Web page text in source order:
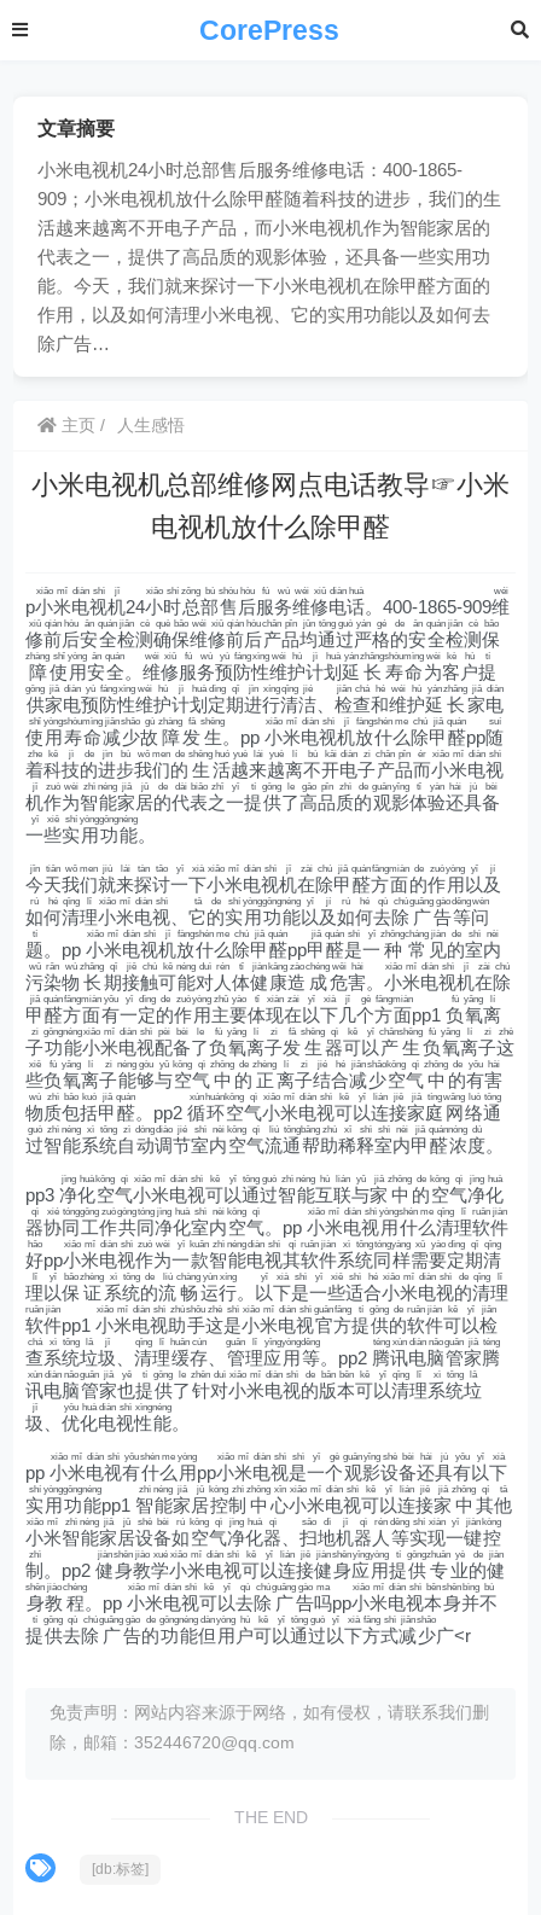
CorePress
文章摘要
小米电视机24小时总部售后服务维修电话：400-1865-
909；小米电视机放什么除甲醛随着科技的进步，我们的生
活越来越离不开电子产品，而小米电视机作为智能家居的
代表之一，提供了高品质的观影体验，还具备一些实用功
能。今天，我们就来探讨一下小米电视机在除甲醛方面的
作用，以及如何清理小米电视、它的实用功能以及如何去
除广告…
主页 人生感悟
小米电视机总部维修网点电话教导☞小米
电视机放什么除甲醛
p小
xiǎo
米
mǐ
电
diàn
视
shì
机
jī
24小
xiǎo
时
shí
总
zǒng
部
bù
售
shòu
后
hòu
服
fú
务
wù
维
wéi
修
xiū
电
diàn
话
huà
。400-1865-909维
wéi
修
xiū
前
qián
后
hòu
安
ān
全
quán
检
jiǎn
测
cè
确
què
保
bǎo
维
wéi
修
xiū
前
qián
后
hòu
产
chǎn
品
pǐn
均
jūn
通
tōng
过
guò
严
yán
格
gé
的
de
安
ān
全
quán
检
jiǎn
测
cè
保
bǎo
障
zhàng
使
shǐ
用
yòng
安
ān
全
quán
。维
wéi
修
xiū
服
fú
务
wù
预
yù
防
fáng
性
xìng
维
wéi
护
hù
计
jì
划
huà
延
yán
长
zhǎng
寿
shòu
命
mìng
为
wèi
客
kè
户
hù
提
tí
供
gōng
家
jiā
电
diàn
预
yù
防
fáng
性
xìng
维
wéi
护
hù
计
jì
划
huà
定
dìng
期
qī
进
jìn
行
xíng
清
qīng
洁
jié
、检
jiǎn
查
chá
和
hé
维
wéi
护
hù
延
yán
长
zhǎng
家
jiā
电
diàn
使
shǐ
用
yòng
寿
shòu
命
mìng
减
jiǎn
少
shǎo
故
gù
障
zhàng
发
fā
生
shēng
。pp小
xiǎo
米
mǐ
电
diàn
视
shì
机
jī
放
fàng
什
shén
么
me
除
chú
甲
jiǎ
醛
quán
pp随
suí
着
zhe
科
kē
技
jì
的
de
进
jìn
步
bù
我
wǒ
们
men
的
de
生
shēng
活
huó
越
yuè
来
lái
越
yuè
离
lí
不
bù
开
kāi
电
diàn
子
zi
产
chǎn
品
pǐn
而
ér
小
xiǎo
米
mǐ
电
diàn
视
shì
机
jī
作
zuò
为
wèi
智
zhì
能
néng
家
jiā
居
jū
的
de
代
dài
表
biǎo
之
zhī
一
yī
提
tí
供
gōng
了
le
高
gāo
品
pǐn
质
zhì
的
de
观
guān
影
yǐng
体
tǐ
验
yàn
还
hái
具
jù
备
bèi
一
yī
些
xiē
实
shí
用
yòng
功
gōng
能
néng
。
今
jīn
天
tiān
我
wǒ
们
men
就
jiù
来
lái
探
tàn
讨
tǎo
一
yī
下
xià
小
xiǎo
米
mǐ
电
diàn
视
shì
机
jī
在
zài
除
chú
甲
jiǎ
醛
quán
方
fāng
面
miàn
的
de
作
zuò
用
yòng
以
yǐ
及
jí
如
rú
何
hé
清
qīng
理
lǐ
小
xiǎo
米
mǐ
电
diàn
视
shì
、它
tā
的
de
实
shí
用
yòng
功
gōng
能
néng
以
yǐ
及
jí
如
rú
何
hé
去
qù
除
chú
广
guǎng
告
gào
等
děng
问
wèn
题
tí
。pp小
xiǎo
米
mǐ
电
diàn
视
shì
机
jī
放
fàng
什
shén
么
me
除
chú
甲
jiǎ
醛
quán
pp甲
jiǎ
醛
quán
是
shì
一
yī
种
zhǒng
常
cháng
见
jiàn
的
de
室
shì
内
nèi
污
wū
染
rǎn
物
wù
长
zhǎng
期
qī
接
jiē
触
chù
可
kě
能
néng
对
duì
人
rén
体
tǐ
健
jiàn
康
kāng
造
zào
成
chéng
危
wēi
害
hài
。小
xiǎo
米
mǐ
电
diàn
视
shì
机
jī
在
zài
除
chú
甲
jiǎ
醛
quán
方
fāng
面
miàn
有
yǒu
一
yī
定
dìng
的
de
作
zuò
用
yòng
主
zhǔ
要
yào
体
tǐ
现
xiàn
在
zài
以
yǐ
下
xià
几
jǐ
个
gè
方
fāng
面
miàn
pp1负
fù
氧
yǎng
离
lí
子
zi
功
gōng
能
néng
小
xiǎo
米
mǐ
电
diàn
视
shì
配
pèi
备
bèi
了
le
负
fù
氧
yǎng
离
lí
子
zi
发
fā
生
shēng
器
qì
可
kě
以
yǐ
产
chǎn
生
shēng
负
fù
氧
yǎng
离
lí
子
zi
这
zhè
些
xiē
负
fù
氧
yǎng
离
lí
子
zi
能
néng
够
gòu
与
yǔ
空
kōng
气
qì
中
zhōng
的
de
正
zhèng
离
lí
子
zi
结
jié
合
hé
减
jiǎn
少
shǎo
空
kōng
气
qì
中
zhōng
的
de
有
yǒu
害
hài
物
wù
质
zhì
包
bāo
括
kuò
甲
jiǎ
醛
quán
。pp2循
xún
环
huán
空
kōng
气
qì
小
xiǎo
米
mǐ
电
diàn
视
shì
可
kě
以
yǐ
连
lián
接
jiē
家
jiā
庭
tíng
网
wǎng
络
luò
通
tōng
过
guò
智
zhì
能
néng
系
xì
统
tǒng
自
zì
动
dòng
调
diào
节
jié
室
shì
内
nèi
空
kōng
气
qì
流
liú
通
tōng
帮
bāng
助
zhù
稀
xī
释
shì
室
shì
内
nèi
甲
jiǎ
醛
quán
浓
nóng
度
dù
。
pp3净
jìng
化
huà
空
kōng
气
qì
小
xiǎo
米
mǐ
电
diàn
视
shì
可
kě
以
yǐ
通
tōng
过
guò
智
zhì
能
néng
互
hù
联
lián
与
yǔ
家
jiā
中
zhōng
的
de
空
kōng
气
qì
净
jìng
化
huà
器
qì
协
xié
同
tóng
工
gōng
作
zuò
共
gòng
同
tóng
净
jìng
化
huà
室
shì
内
nèi
空
kōng
气
qì
。pp小
xiǎo
米
mǐ
电
diàn
视
shì
用
yòng
什
shén
么
me
清
qīng
理
lǐ
软
ruǎn
件
jiàn
好
hǎo
pp小
xiǎo
米
mǐ
电
diàn
视
shì
作
zuò
为
wèi
一
yī
款
kuǎn
智
zhì
能
néng
电
diàn
视
shì
其
qí
软
ruǎn
件
jiàn
系
xì
统
tǒng
同
tóng
样
yàng
需
xū
要
yào
定
dìng
期
qī
清
qīng
理
lǐ
以
yǐ
保
bǎo
证
zhèng
系
xì
统
tǒng
的
de
流
liú
畅
chàng
运
yùn
行
xíng
。 以
yǐ
下
xià
是
shì
一
yī
些
xiē
适
shì
合
hé
小
xiǎo
米
mǐ
电
diàn
视
shì
的
de
清
qīng
理
lǐ
软
ruǎn
件
jiàn
pp1小
xiǎo
米
mǐ
电
diàn
视
shì
助
zhù
手
shǒu
这
zhè
是
shì
小
xiǎo
米
mǐ
电
diàn
视
shì
官
guān
方
fāng
提
tí
供
gōng
的
de
软
ruǎn
件
jiàn
可
kě
以
yǐ
检
jiǎn
查
chá
系
xì
统
tǒng
垃
lā
圾
jī
、清
qīng
理
lǐ
缓
huǎn
存
cún
管
guǎn
理
lǐ
应
yīng
用
yòng
等
děng
。pp2 腾
téng
讯
xùn
电
diàn
脑
nǎo
管
guǎn
家
jiā
腾
téng
讯
xùn
电
diàn
脑
nǎo
管
guǎn
家
jiā
也
yě
提
tí
供
gōng
了
le
针
zhēn
对
duì
小
xiǎo
米
mǐ
电
diàn
视
shì
的
de
版
bǎn
本
běn
可
kě
以
yǐ
清
qīng
理
lǐ
系
xì
统
tǒng
垃
lā
圾
jī
、优
yōu
化
huà
电
diàn
视
shì
性
xìng
能
néng
。
pp小
xiǎo
米
mǐ
电
diàn
视
shì
有
yǒu
什
shén
么
me
用
yòng
pp小
xiǎo
米
mǐ
电
diàn
视
shì
是
shì
一
yī
个
gè
观
guān
影
yǐng
设
shè
备
bèi
还
hái
具
jù
有
yǒu
以
yǐ
下
xià
实
shí
用
yòng
功
gōng
能
néng
pp1 智
zhì
能
néng
家
jiā
居
jū
控
kòng
制
zhì
中
zhōng
心
xīn
小
xiǎo
米
mǐ
电
diàn
视
shì
可
kě
以
yǐ
连
lián
接
jiē
家
jiā
中
zhōng
其
qí
他
tā
小
xiǎo
米
mǐ
智
zhì
能
néng
家
jiā
居
jū
设
shè
备
bèi
如
rú
空
kōng
气
qì
净
jìng
化
huà
器
qì
、扫
sǎo
地
dì
机
jī
器
qì
人
rén
等
děng
实
shí
现
xiàn
一
yī
键
jiàn
控
kòng
制
zhì
。pp2健
jiàn
身
shēn
教
jiào
学
xué
小
xiǎo
米
mǐ
电
diàn
视
shì
可
kě
以
yǐ
连
lián
接
jiē
健
jiàn
身
shēn
应
yīng
用
yòng
提
tí
供
gōng
专
zhuān
业
yè
的
de
健
jiàn
身
shēn
教
jiào
程
chéng
。pp小
xiǎo
米
mǐ
电
diàn
视
shì
可
kě
以
yǐ
去
qù
除
chú
广
guǎng
告
gào
吗
ma
pp小
xiǎo
米
mǐ
电
diàn
视
shì
本
běn
身
shēn
并
bìng
不
bù
提
tí
供
gōng
去
qù
除
chú
广
guǎng
告
gào
的
de
功
gōng
能
néng
但
dàn
用
yòng
户
hù
可
kě
以
yǐ
通
tōng
过
guò
以
yǐ
下
xià
方
fāng
式
shì
减
jiǎn
少
shǎo
广<r
免责声明：网站内容来源于网络，如有侵权，请联系我们删
除，邮箱：352446720@qq.com
THE END
[db:标签]